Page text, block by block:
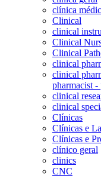
clínica
Clinical
clinical
Clinical
Clinical
clinical
clinical
pharmacist
clinical
clinical
Clínicas
Clínicas e
Clínicas e
clínico geral
clinics
CNC